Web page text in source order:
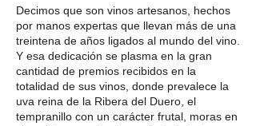
Decimos que son vinos artesanos, hechos
por manos expertas que llevan más de una
treintena de años ligados al mundo del vino.
Y esa dedicación se plasma en la gran
cantidad de premios recibidos en la
totalidad de sus vinos, donde prevalece la
uva reina de la Ribera del Duero, el
tempranillo con un carácter frutal, moras en